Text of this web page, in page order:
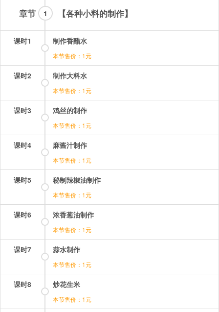
章节 【各种小料的制作】
1
课时1 制作香醋水
本节售价：1元
课时2 制作大料水
本节售价：1元
课时3 鸡丝的制作
本节售价：1元
课时4 麻酱汁制作
本节售价：1元
课时5 秘制辣椒油制作
本节售价：1元
课时6 浓香葱油制作
本节售价：1元
课时7 蒜水制作
本节售价：1元
课时8 炒花生米
本节售价：1元